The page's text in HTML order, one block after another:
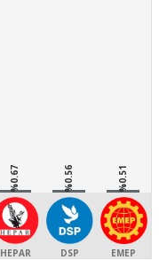
%0.67
HEPAR
%0.56
DSP
%0.51
EMEP